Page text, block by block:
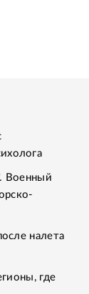
Военный
налета
где